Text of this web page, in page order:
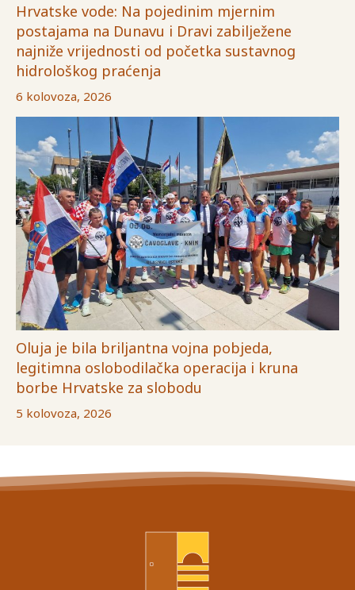
Hrvatske vode: Na pojedinim mjernim
postajama na Dunavu i Dravi zabilježene
najniže vrijednosti od početka sustavnog
hidrološkog praćenja
6 kolovoza, 2026
Oluja je bila briljantna vojna pobjeda,
legitimna oslobodilačka operacija i kruna
borbe Hrvatske za slobodu
5 kolovoza, 2026